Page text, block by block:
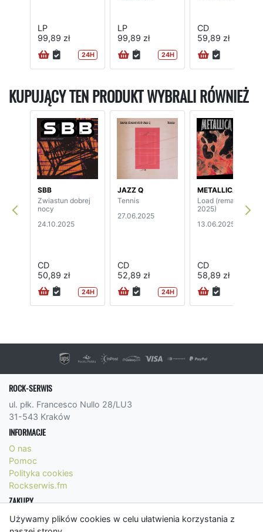
Używamy plików cookies w celu ułatwienia korzystania z
LP
99,89 zł
24H
LP
99,89 zł
24H
CD
59,89 zł
KUPUJĄCY TEN PRODUKT WYBRALI RÓWNIEŻ
SBB
Zwiastun dobrej
nocy
24.10.2025
CD
50,89 zł
24H
JAZZ Q
Tennis
27.06.2025
CD
52,89 zł
24H
METALLICA
Load (remaster
2025)
13.06.2025
CD
58,89 zł
ROCK-SERWIS
ul. płk. Francesco Nullo 28/LU3
31-543 Kraków
INFORMACJE
O nas
Pomoc
Polityka cookies
Rockserwis.fm
ZAKUPY
Formy płatności
Koszty wysyłki